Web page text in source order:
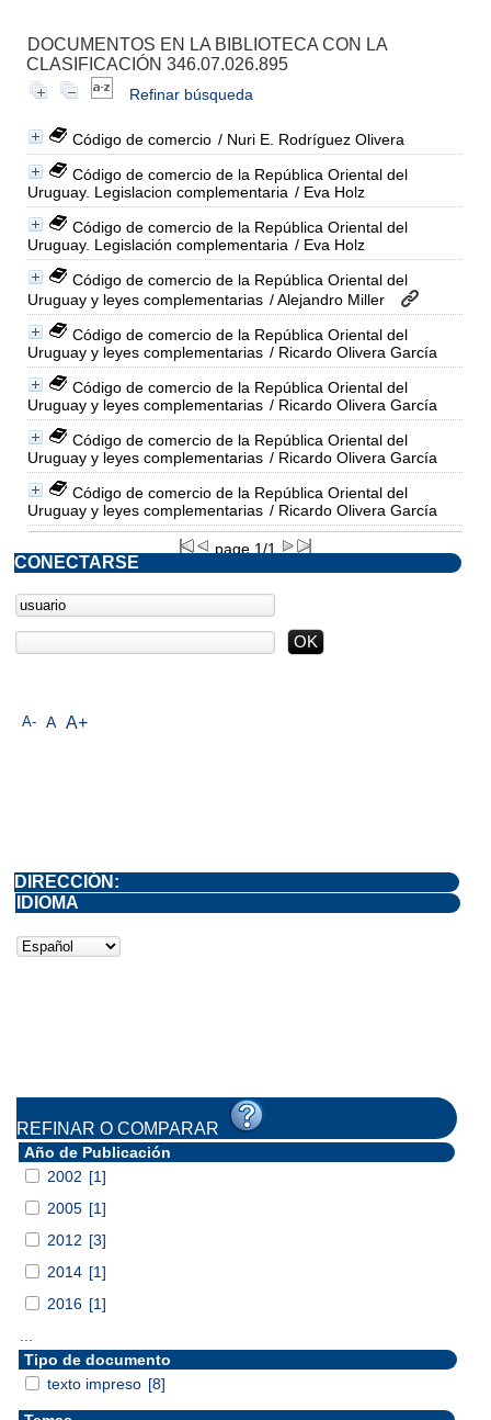
DOCUMENTOS EN LA BIBLIOTECA CON LA
CLASIFICACIÓN 346.07.026.895
Refinar búsqueda
Código de comercio / Nuri E. Rodríguez Olivera
Código de comercio de la República Oriental del
Uruguay. Legislacion complementaria / Eva Holz
Código de comercio de la República Oriental del
Uruguay. Legislación complementaria / Eva Holz
Código de comercio de la República Oriental del
Uruguay y leyes complementarias / Alejandro Miller
Código de comercio de la República Oriental del
Uruguay y leyes complementarias / Ricardo Olivera García
Código de comercio de la República Oriental del
Uruguay y leyes complementarias / Ricardo Olivera García
Código de comercio de la República Oriental del
Uruguay y leyes complementarias / Ricardo Olivera García
Código de comercio de la República Oriental del
Uruguay y leyes complementarias / Ricardo Olivera García
page 1/1
A- A A+
CONECTARSE
DIRECCIÓN:
IDIOMA
REFINAR O COMPARAR
Año de Publicación
2002 [1]
2005 [1]
2012 [3]
2014 [1]
2016 [1]
Tipo de documento
texto impreso [8]